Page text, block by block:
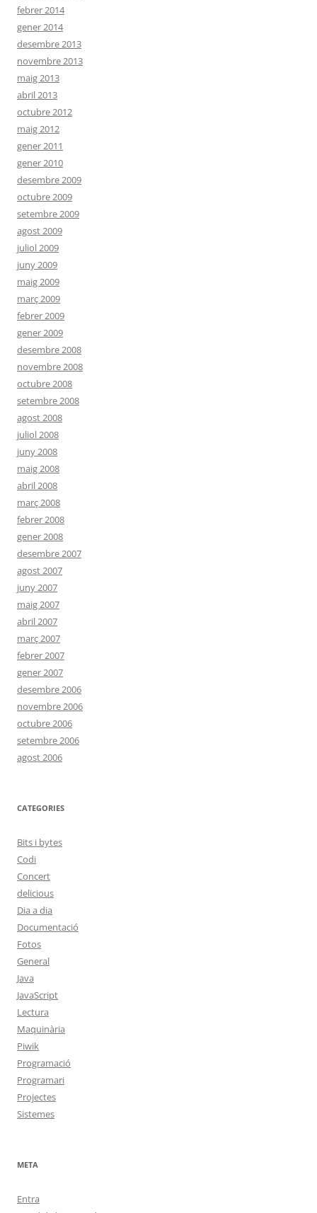
febrer 2014
gener 2014
desembre 2013
novembre 2013
maig 2013
abril 2013
octubre 2012
maig 2012
gener 2011
gener 2010
desembre 2009
octubre 2009
setembre 2009
agost 2009
juliol 2009
juny 2009
maig 2009
març 2009
febrer 2009
gener 2009
desembre 2008
novembre 2008
octubre 2008
setembre 2008
agost 2008
juliol 2008
juny 2008
maig 2008
abril 2008
març 2008
febrer 2008
gener 2008
desembre 2007
agost 2007
juny 2007
maig 2007
abril 2007
març 2007
febrer 2007
gener 2007
desembre 2006
novembre 2006
octubre 2006
setembre 2006
agost 2006
CATEGORIES
Bits i bytes
Codi
Concert
delicious
Dia a dia
Documentació
Fotos
General
Java
JavaScript
Lectura
Maquinària
Piwik
Programació
Programari
Projectes
Sistemes
META
Entra